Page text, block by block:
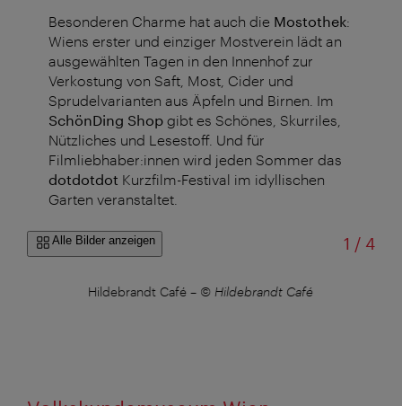
Besonderen Charme hat auch die Mostothek:
Wiens erster und einziger Mostverein lädt an
ausgewählten Tagen in den Innenhof zur
Verkostung von Saft, Most, Cider und
Sprudelvarianten aus Äpfeln und Birnen. Im
SchönDing Shop gibt es Schönes, Skurriles,
Nützliches und Lesestoff. Und für
Filmliebhaber:innen wird jeden Sommer das
dotdotdot Kurzfilm-Festival im idyllischen
Garten veranstaltet.
Alle Bilder anzeigen 1 /von
4
Hildebrandt Café – © Hildebrandt Café